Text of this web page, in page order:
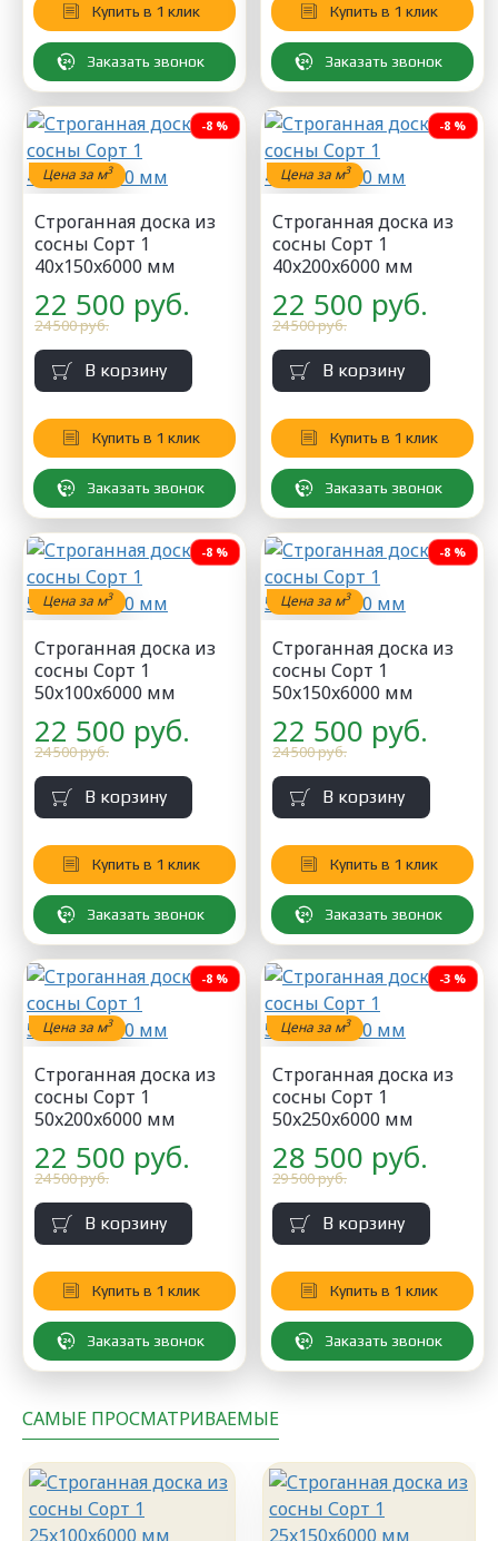
Купить в 1 клик
Заказать звонок
Купить в 1 клик
Заказать звонок
Цена за м3
-8 %
Строганная доска из
сосны Сорт 1
40x150x6000 мм
22 500 руб.
24 500 руб.
В корзину
Купить в 1 клик
Заказать звонок
Цена за м3
-8 %
Строганная доска из
сосны Сорт 1
40x200x6000 мм
22 500 руб.
24 500 руб.
В корзину
Купить в 1 клик
Заказать звонок
Цена за м3
-8 %
Строганная доска из
сосны Сорт 1
50x100x6000 мм
22 500 руб.
24 500 руб.
В корзину
Купить в 1 клик
Заказать звонок
Цена за м3
-8 %
Строганная доска из
сосны Сорт 1
50x150x6000 мм
22 500 руб.
24 500 руб.
В корзину
Купить в 1 клик
Заказать звонок
Цена за м3
-8 %
Строганная доска из
сосны Сорт 1
50x200x6000 мм
22 500 руб.
24 500 руб.
В корзину
Купить в 1 клик
Заказать звонок
Цена за м3
-3 %
Строганная доска из
сосны Сорт 1
50x250x6000 мм
28 500 руб.
29 500 руб.
В корзину
Купить в 1 клик
Заказать звонок
САМЫЕ ПРОСМАТРИВАЕМЫЕ